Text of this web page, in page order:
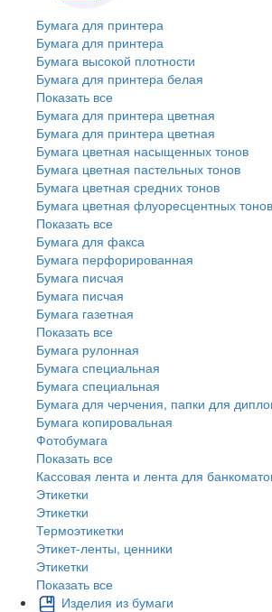
Бумага для принтера
Бумага для принтера
Бумага высокой плотности
Бумага для принтера белая
Показать все
Бумага для принтера цветная
Бумага для принтера цветная
Бумага цветная насыщенных тонов
Бумага цветная пастельных тонов
Бумага цветная средних тонов
Бумага цветная флуоресцентных тонов
Показать все
Бумага для факса
Бумага перфорированная
Бумага писчая
Бумага писчая
Бумага газетная
Показать все
Бумага рулонная
Бумага специальная
Бумага специальная
Бумага для черчения, папки для
Бумага копировальная
Фотобумага
Показать все
Кассовая лента и лента для
Этикетки
Этикетки
Термоэтикетки
Этикет-ленты, ценники
Этикетки
Показать все
Изделия из бумаги